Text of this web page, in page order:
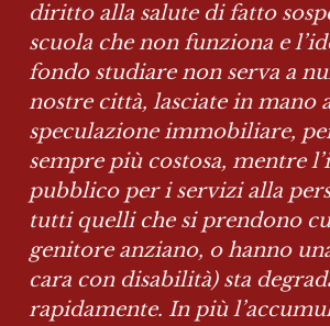
diritto alla salute di fatto
scuola che non funziona e
fondo studiare non serva a
nostre città, lasciate in mano
speculazione immobiliare,
sempre più costosa, mentre
pubblico per i servizi alla
tutti quelli che si prendono
genitore anziano, o hanno
cara con disabilità) sta
rapidamente. In più